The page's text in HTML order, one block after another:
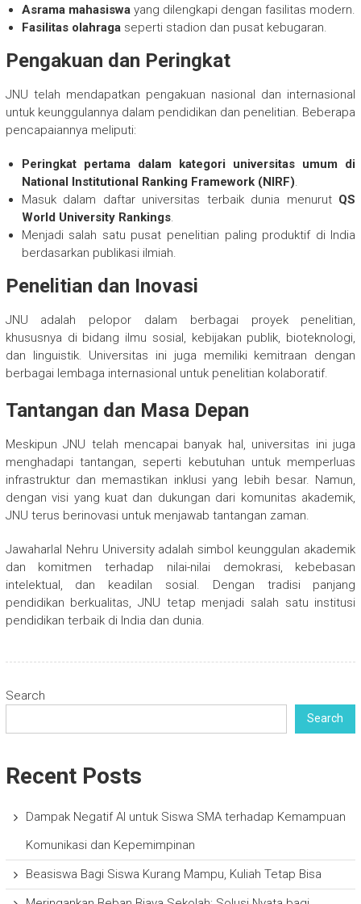
Asrama mahasiswayang dilengkapi dengan fasilitas modern.
Fasilitas olahragaseperti stadion dan pusat kebugaran.
Pengakuan dan Peringkat
JNU telah mendapatkan pengakuan nasional dan internasional
untuk keunggulannya dalam pendidikan dan penelitian. Beberapa
pencapaiannya meliputi:
Peringkat pertama dalam kategori universitas umum di
National Institutional Ranking Framework (NIRF).
Masuk dalam daftar universitas terbaik dunia menurut QS
World University Rankings.
Menjadi salah satu pusat penelitian paling produktif di India
berdasarkan publikasi ilmiah.
Penelitian dan Inovasi
JNU adalah pelopor dalam berbagai proyek penelitian,
khususnya di bidang ilmu sosial, kebijakan publik, bioteknologi,
dan linguistik. Universitas ini juga memiliki kemitraan dengan
berbagai lembaga internasional untuk penelitian kolaboratif.
Tantangan dan Masa Depan
Meskipun JNU telah mencapai banyak hal, universitas ini juga
menghadapi tantangan, seperti kebutuhan untuk memperluas
infrastruktur dan memastikan inklusi yang lebih besar. Namun,
dengan visi yang kuat dan dukungan dari komunitas akademik,
JNU terus berinovasi untuk menjawab tantangan zaman.
Jawaharlal Nehru University adalah simbol keunggulan akademik
dan komitmen terhadap nilai-nilai demokrasi, kebebasan
intelektual, dan keadilan sosial. Dengan tradisi panjang
pendidikan berkualitas, JNU tetap menjadi salah satu institusi
pendidikan terbaik di India dan dunia.
Search
Search
Recent Posts
Dampak Negatif AI untuk Siswa SMA terhadap Kemampuan
Komunikasi dan Kepemimpinan
Beasiswa Bagi Siswa Kurang Mampu, Kuliah Tetap Bisa